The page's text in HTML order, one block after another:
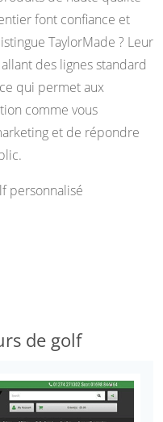
font confiance et
TaylorMade ? Leur
des lignes standard
qui permet aux
comme vous
et de répondre
personnalisé
de golf